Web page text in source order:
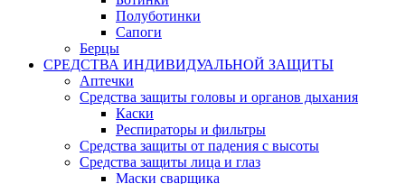
Полуботинки
Сапоги
Берцы
СРЕДСТВА ИНДИВИДУАЛЬНОЙ ЗАЩИТЫ
Аптечки
Средства защиты головы и органов дыхания
Каски
Респираторы и фильтры
Средства защиты от падения с высоты
Средства защиты лица и глаз
Маски сварщика